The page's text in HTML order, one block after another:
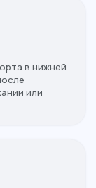
в нижней
или